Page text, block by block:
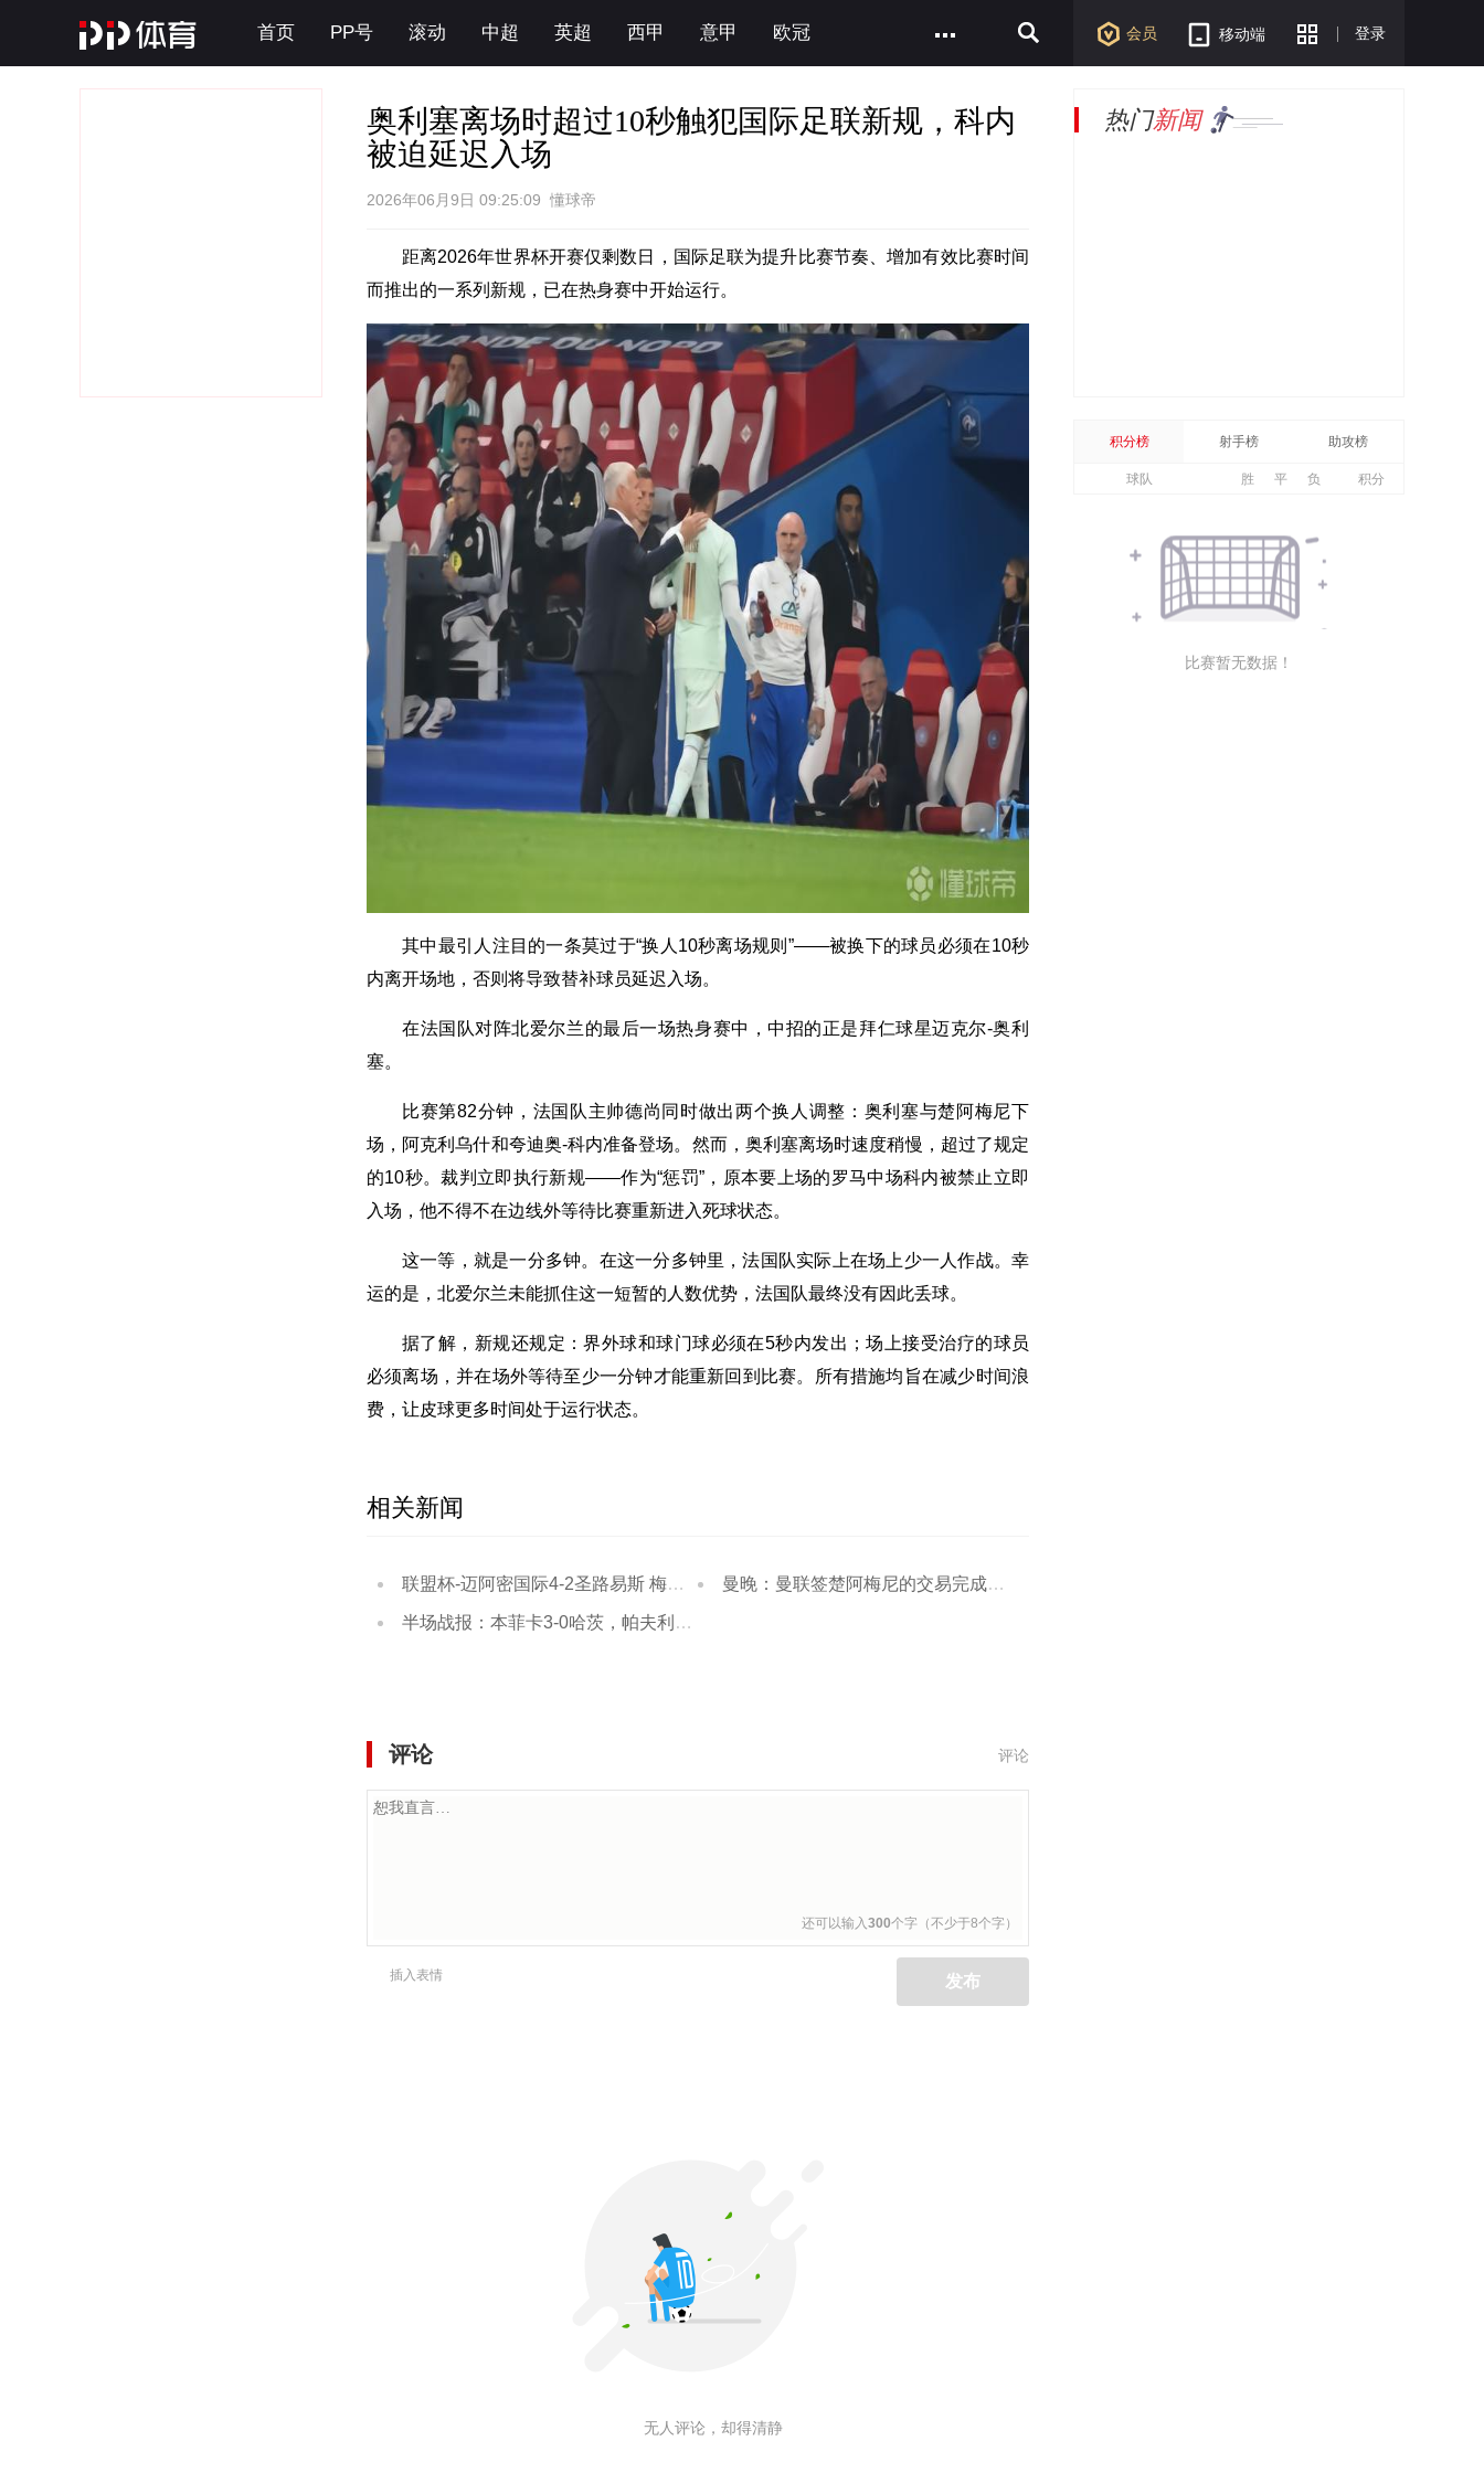
首页 PP号 滚动 中超 英超 西甲 意甲 欧冠 会员 移动端 登录
奥利塞离场时超过10秒触犯国际足联新规，科内
被迫延迟入场
2026年06月9日 09:25:09 懂球帝
距离2026年世界杯开赛仅剩数日，国际足联为提升比赛节奏、增加有效比赛时间
而推出的一系列新规，已在热身赛中开始运行。
其中最引人注目的一条莫过于“换人10秒离场规则”——被换下的球员必须在10秒
内离开场地，否则将导致替补球员延迟入场。
在法国队对阵北爱尔兰的最后一场热身赛中，中招的正是拜仁球星迈克尔-奥利
塞。
比赛第82分钟，法国队主帅德尚同时做出两个换人调整：奥利塞与楚阿梅尼下
场，阿克利乌什和夸迪奥-科内准备登场。然而，奥利塞离场时速度稍慢，超过了规定
的10秒。裁判立即执行新规——作为“惩罚”，原本要上场的罗马中场科内被禁止立即
入场，他不得不在边线外等待比赛重新进入死球状态。
这一等，就是一分多钟。在这一分多钟里，法国队实际上在场上少一人作战。幸
运的是，北爱尔兰未能抓住这一短暂的人数优势，法国队最终没有因此丢球。
据了解，新规还规定：界外球和球门球必须在5秒内发出；场上接受治疗的球员
必须离场，并在场外等待至少一分钟才能重新回到比赛。所有措施均旨在减少时间浪
费，让皮球更多时间处于运行状态。
相关新闻
联盟杯-迈阿密国际4-2圣路易斯 梅西两射一传 曼晚：曼联签楚阿梅尼的交易完成的可能性正在下降
半场战报：本菲卡3-0哈茨，帕夫利季斯点射破门，托马斯-阿劳若建功
评论 评论
还可以输入300个字（不少于8个字）
发布
插入表情
无人评论，却得清静
热门新闻
积分榜 射手榜 助攻榜
球队 胜 平 负 积分
比赛暂无数据！